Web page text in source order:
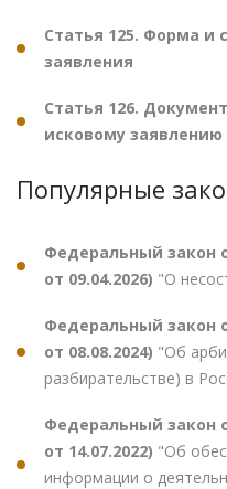
Статья 125. Форма и
заявления
Статья 126.
исковому заявлению
Популярные
Федеральный закон
от 09.04.2026) "О
Федеральный закон
от 08.08.2024) "Об
разбирательстве) в
Федеральный закон
от 14.07.2022) "Об
информации о